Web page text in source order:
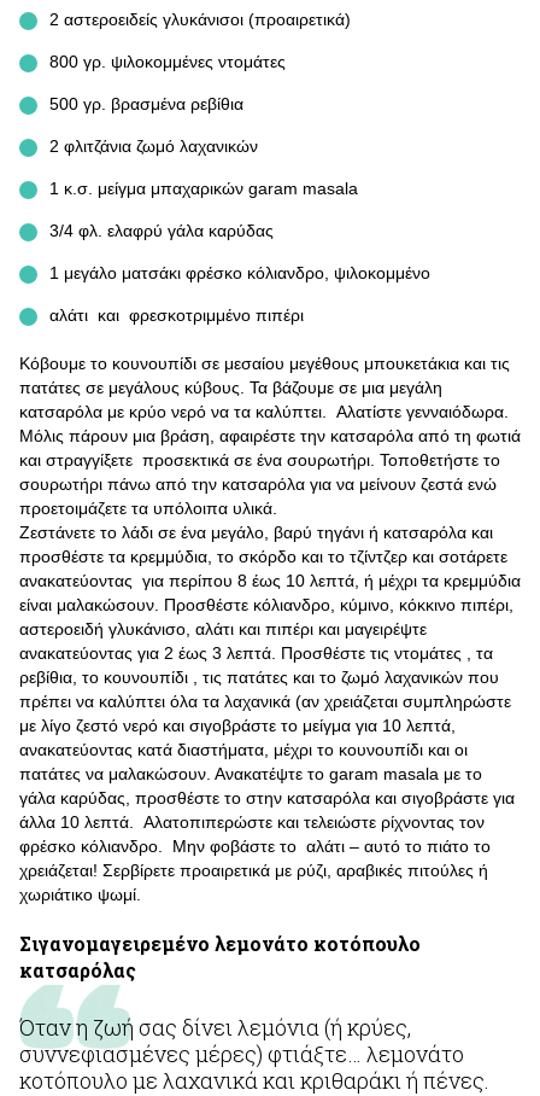
2 αστεροειδείς γλυκάνισοι (προαιρετικά)
800 γρ. ψιλοκομμένες ντομάτες
500 γρ. βρασμένα ρεβίθια
2 φλιτζάνια ζωμό λαχανικών
1 κ.σ. μείγμα μπαχαρικών garam masala
3/4 φλ. ελαφρύ γάλα καρύδας
1 μεγάλο ματσάκι φρέσκο κόλιανδρο, ψιλοκομμένο
αλάτι και φρεσκοτριμμένο πιπέρι
Κόβουμε το κουνουπίδι σε μεσαίου μεγέθους μπουκετάκια και τις
πατάτες σε μεγάλους κύβους. Τα βάζουμε σε μια μεγάλη
κατσαρόλα με κρύο νερό να τα καλύπτει. Αλατίστε γενναιόδωρα.
Μόλις πάρουν μια βράση, αφαιρέστε την κατσαρόλα από τη φωτιά
και στραγγίξετε προσεκτικά σε ένα σουρωτήρι. Τοποθετήστε το
σουρωτήρι πάνω από την κατσαρόλα για να μείνουν ζεστά ενώ
προετοιμάζετε τα υπόλοιπα υλικά.
Ζεστάνετε το λάδι σε ένα μεγάλο, βαρύ τηγάνι ή κατσαρόλα και
προσθέστε τα κρεμμύδια, το σκόρδο και το τζίντζερ και σοτάρετε
ανακατεύοντας για περίπου 8 έως 10 λεπτά, ή μέχρι τα κρεμμύδια
είναι μαλακώσουν. Προσθέστε κόλιανδρο, κύμινο, κόκκινο πιπέρι,
αστεροειδή γλυκάνισο, αλάτι και πιπέρι και μαγειρέψτε
ανακατεύοντας για 2 έως 3 λεπτά. Προσθέστε τις ντομάτες , τα
ρεβίθια, το κουνουπίδι , τις πατάτες και το ζωμό λαχανικών που
πρέπει να καλύπτει όλα τα λαχανικά (αν χρειάζεται συμπληρώστε
με λίγο ζεστό νερό και σιγοβράστε το μείγμα για 10 λεπτά,
ανακατεύοντας κατά διαστήματα, μέχρι το κουνουπίδι και οι
πατάτες να μαλακώσουν. Ανακατέψτε το garam masala με το
γάλα καρύδας, προσθέστε το στην κατσαρόλα και σιγοβράστε για
άλλα 10 λεπτά. Αλατοπιπερώστε και τελειώστε ρίχνοντας τον
φρέσκο κόλιανδρο. Μην φοβάστε το αλάτι – αυτό το πιάτο το
χρειάζεται! Σερβίρετε προαιρετικά με ρύζι, αραβικές πιτούλες ή
χωριάτικο ψωμί.
Σιγανομαγειρεμένο λεμονάτο κοτόπουλο
κατσαρόλας
Όταν η ζωή σας δίνει λεμόνια (ή κρύες,
συννεφιασμένες μέρες) φτιάξτε… λεμονάτο
κοτόπουλο με λαχανικά και κριθαράκι ή πένες.